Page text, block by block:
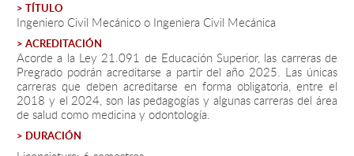
Estudiantes
Académicos
Funcionarios
Alumni
> TÍTULO
Ingeniero Civil Mecánico o Ingeniera Civil Mecánica
> ACREDITACIÓN
Acorde a la Ley 21.091 de Educación Superior, las carreras de
Pregrado podrán acreditarse a partir del año 2025. Las únicas
carreras que deben acreditarse en forma obligatoria, entre el
2018 y el 2024, son las pedagogías y algunas carreras del área
de salud como medicina y odontología.
> DURACIÓN